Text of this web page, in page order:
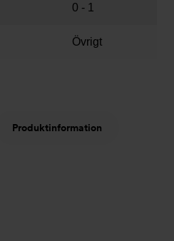
0 - 1
Övrigt
Produktinformation